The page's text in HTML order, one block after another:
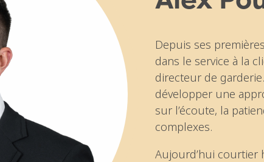
Depuis ses
dans le service à la
directeur de
développer une
sur l’écoute, la
complexes.
Aujourd’hui courtier